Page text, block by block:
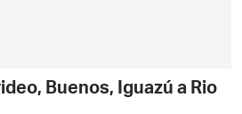
Buenos, Iguazú a Rio